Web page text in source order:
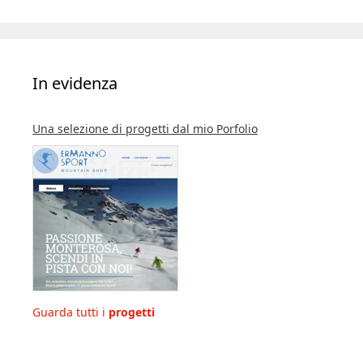
In evidenza
Una selezione di progetti dal mio Porfolio
Guarda tutti i progetti